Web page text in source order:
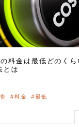
料金は最低どのくら
とは
料金 最低